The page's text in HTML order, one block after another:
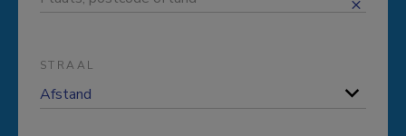
STRAAL